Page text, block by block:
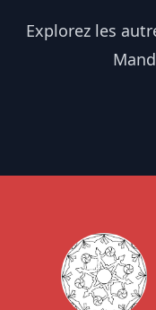
Explorez les